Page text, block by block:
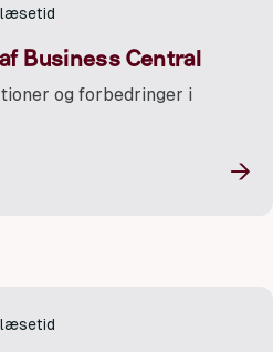
læsetid
Business Central
og forbedringer i
→
læsetid